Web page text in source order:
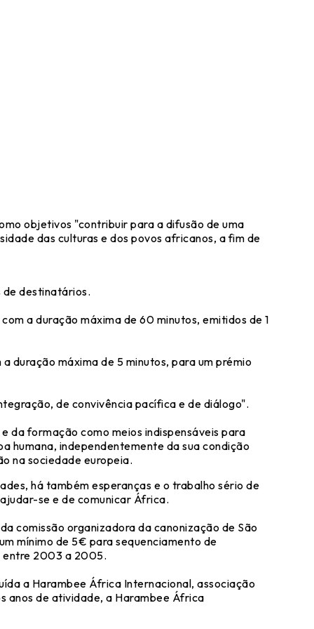
objetivos "contribuir para a difusão de uma
das culturas e dos povos africanos, a fim de
de destinatários.
a duração máxima de 60 minutos, emitidos de 1
duração máxima de 5 minutos, para um prémio
de convivência pacífica e de diálogo".
da formação como meios indispensáveis para
humana, independentemente da sua condição
na sociedade europeia.
há também esperanças e o trabalho sério de
se e de comunicar África.
comissão organizadora da canonização de São
mínimo de 5€ para sequenciamento de
entre 2003 a 2005.
a Harambee África Internacional, associação
anos de atividade, a Harambee África